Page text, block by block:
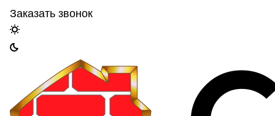
Заказать звонок